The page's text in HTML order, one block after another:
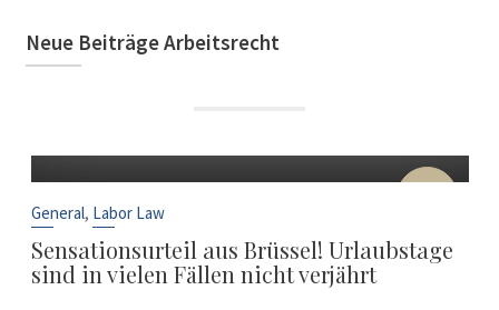
Neue Beiträge Arbeitsrecht
22
General, Labor Law
Sensationsurteil aus Brüssel! Urlaubstage
sind in vielen Fällen nicht verjährt